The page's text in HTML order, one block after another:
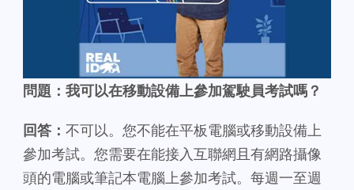
問題：我可以在移動設備上參加駕駛員考試嗎？
回答： 不可以。您不能在平板電腦或移動設備上
參加考試。您需要在能接入互聯網且有網路攝像
頭的電腦或筆記本電腦上參加考試。每週一至週